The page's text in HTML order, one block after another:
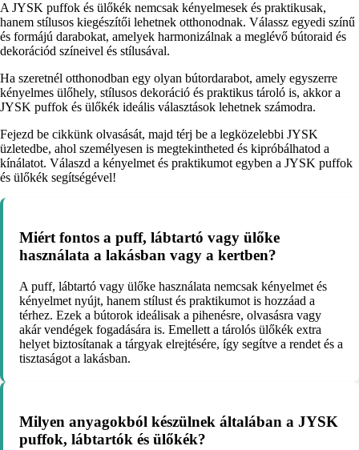
A JYSK puffok és ülőkék nemcsak kényelmesek és praktikusak,
hanem stílusos kiegészítői lehetnek otthonodnak. Válassz egyedi színű
és formájú darabokat, amelyek harmonizálnak a meglévő bútoraid és
dekorációd színeivel és stílusával.
Ha szeretnél otthonodban egy olyan bútordarabot, amely egyszerre
kényelmes ülőhely, stílusos dekoráció és praktikus tároló is, akkor a
JYSK puffok és ülőkék ideális választások lehetnek számodra.
Fejezd be cikkünk olvasását, majd térj be a legközelebbi JYSK
üzletedbe, ahol személyesen is megtekintheted és kipróbálhatod a
kínálatot. Válaszd a kényelmet és praktikumot egyben a JYSK puffok
és ülőkék segítségével!
Miért fontos a puff, lábtartó vagy ülőke
használata a lakásban vagy a kertben?
A puff, lábtartó vagy ülőke használata nemcsak kényelmet és
kényelmet nyújt, hanem stílust és praktikumot is hozzáad a
térhez. Ezek a bútorok ideálisak a pihenésre, olvasásra vagy
akár vendégek fogadására is. Emellett a tárolós ülőkék extra
helyet biztosítanak a tárgyak elrejtésére, így segítve a rendet és a
tisztaságot a lakásban.
Milyen anyagokból készülnek általában a JYSK
puffok, lábtartók és ülőkék?